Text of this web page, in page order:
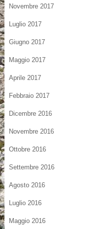
Novembre 2017
Luglio 2017
Giugno 2017
Maggio 2017
Aprile 2017
Febbraio 2017
Dicembre 2016
Novembre 2016
Ottobre 2016
Settembre 2016
Agosto 2016
Luglio 2016
Maggio 2016